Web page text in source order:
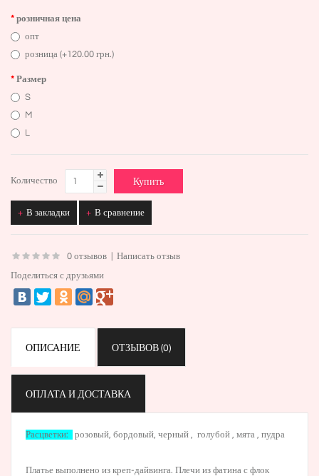
розничная цена
опт
розница (+120.00 грн.)
Размер
S
M
L
Количество
В закладки В сравнение
0 отзывов | Написать отзыв
Поделиться с друзьями
ОПИСАНИЕ ОТЗЫВОВ (0)
ОПЛАТА И ДОСТАВКА
Расцветки: розовый бордовый черный голубой мята пудра
Платье выполнено из креп-дайвинга. Плечи из фатина с флок